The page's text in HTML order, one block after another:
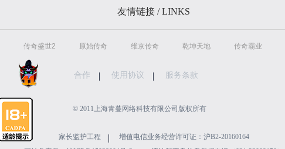
友情链接 / LINKS
传奇盛世2 原始传奇 维京传奇 乾坤天地 传奇霸业
合作 使用协议 服务条款
©️ 2011上海青蔓网络科技有限公司版权所有
家长监护工程
增值电信业务经营许可证：沪B2-20160164